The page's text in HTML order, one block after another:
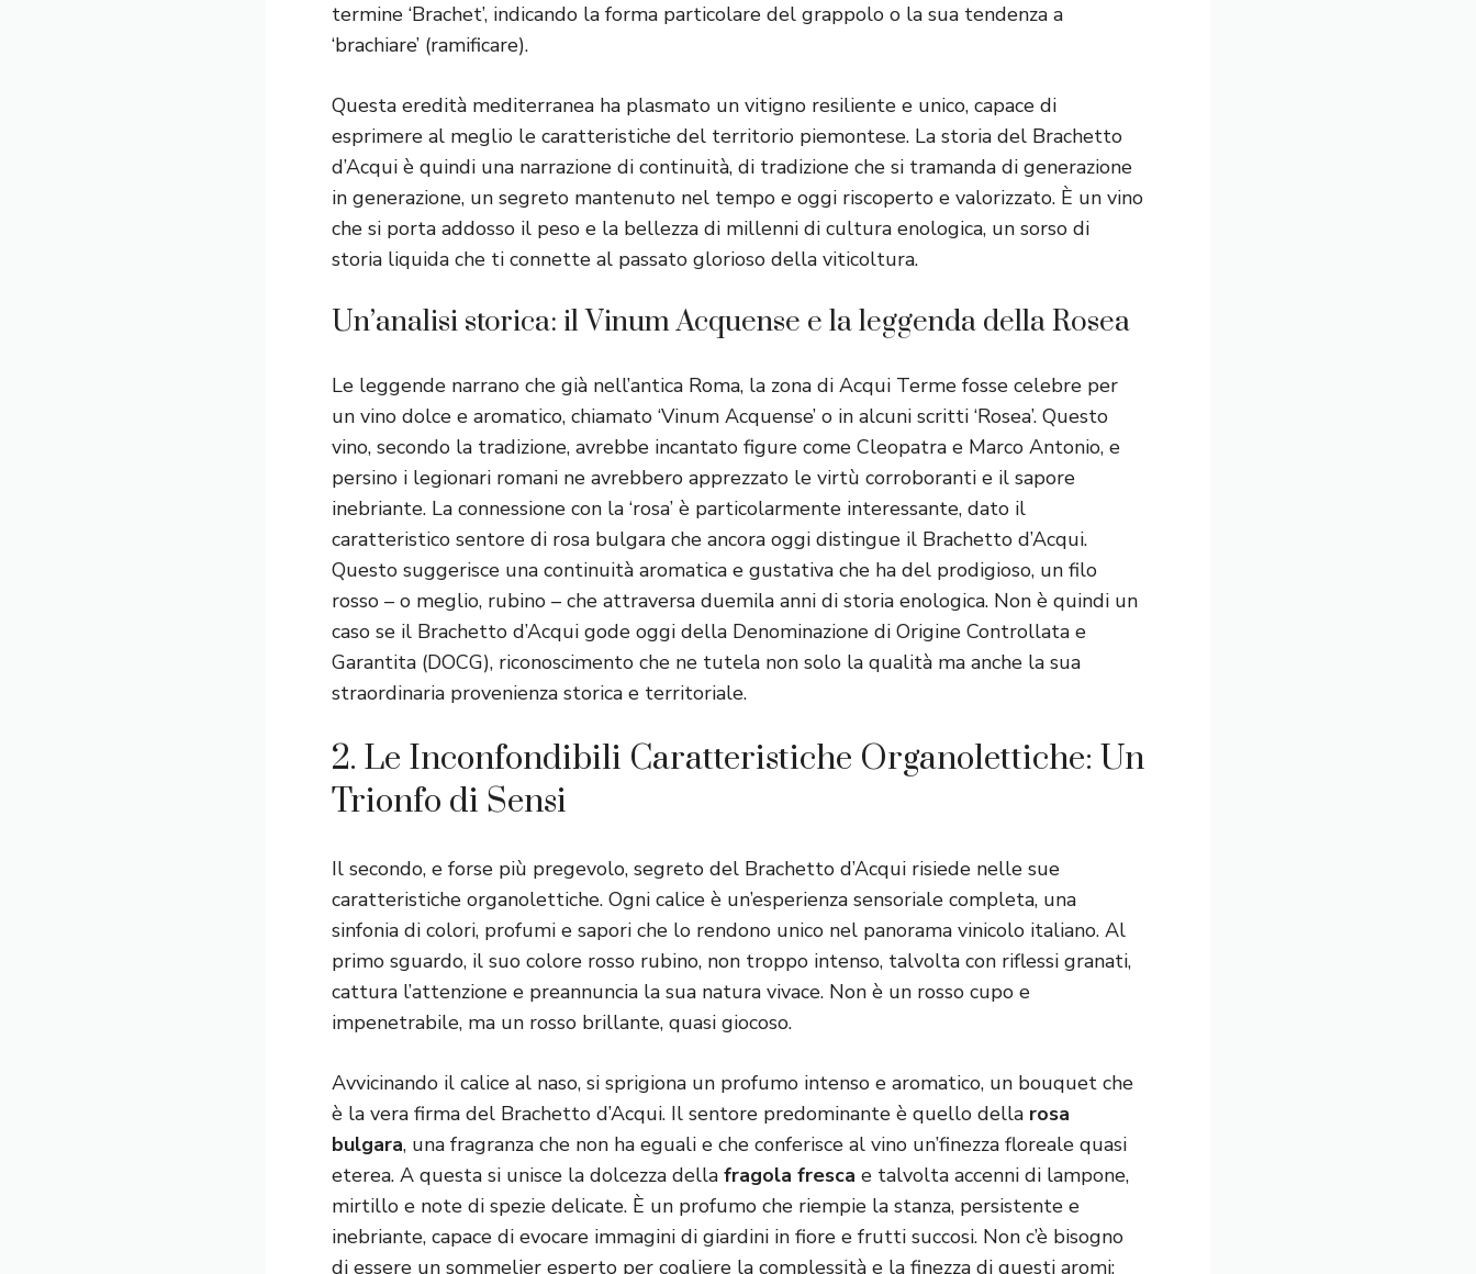
termine ‘Brachet’, indicando la forma particolare del grappolo o la sua tendenza a
‘brachiare’ (ramificare).
Questa eredità mediterranea ha plasmato un vitigno resiliente e unico, capace di
esprimere al meglio le caratteristiche del territorio piemontese. La storia del Brachetto
d’Acqui è quindi una narrazione di continuità, di tradizione che si tramanda di generazione
in generazione, un segreto mantenuto nel tempo e oggi riscoperto e valorizzato. È un vino
che si porta addosso il peso e la bellezza di millenni di cultura enologica, un sorso di
storia liquida che ti connette al passato glorioso della viticoltura.
Un’analisi storica: il Vinum Acquense e la leggenda della Rosea
Le leggende narrano che già nell’antica Roma, la zona di Acqui Terme fosse celebre per
un vino dolce e aromatico, chiamato ‘Vinum Acquense’ o in alcuni scritti ‘Rosea’. Questo
vino, secondo la tradizione, avrebbe incantato figure come Cleopatra e Marco Antonio, e
persino i legionari romani ne avrebbero apprezzato le virtù corroboranti e il sapore
inebriante. La connessione con la ‘rosa’ è particolarmente interessante, dato il
caratteristico sentore di rosa bulgara che ancora oggi distingue il Brachetto d’Acqui.
Questo suggerisce una continuità aromatica e gustativa che ha del prodigioso, un filo
rosso – o meglio, rubino – che attraversa duemila anni di storia enologica. Non è quindi un
caso se il Brachetto d’Acqui gode oggi della Denominazione di Origine Controllata e
Garantita (DOCG), riconoscimento che ne tutela non solo la qualità ma anche la sua
straordinaria provenienza storica e territoriale.
2. Le Inconfondibili Caratteristiche Organolettiche: Un
Trionfo di Sensi
Il secondo, e forse più pregevolo, segreto del Brachetto d’Acqui risiede nelle sue
caratteristiche organolettiche. Ogni calice è un’esperienza sensoriale completa, una
sinfonia di colori, profumi e sapori che lo rendono unico nel panorama vinicolo italiano. Al
primo sguardo, il suo colore rosso rubino, non troppo intenso, talvolta con riflessi granati,
cattura l’attenzione e preannuncia la sua natura vivace. Non è un rosso cupo e
impenetrabile, ma un rosso brillante, quasi giocoso.
Avvicinando il calice al naso, si sprigiona un profumo intenso e aromatico, un bouquet che
è la vera firma del Brachetto d’Acqui. Il sentore predominante è quello della rosa
bulgara, una fragranza che non ha eguali e che conferisce al vino un’finezza floreale quasi
eterea. A questa si unisce la dolcezza della fragola fresca e talvolta accenni di lampone,
mirtillo e note di spezie delicate. È un profumo che riempie la stanza, persistente e
inebriante, capace di evocare immagini di giardini in fiore e frutti succosi. Non c’è bisogno
di essere un sommelier esperto per cogliere la complessità e la finezza di questi aromi;